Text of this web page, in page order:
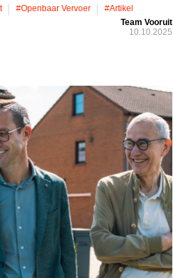
#openbaar Vervoer
#artikel
Team Vooruit
10.10.2025